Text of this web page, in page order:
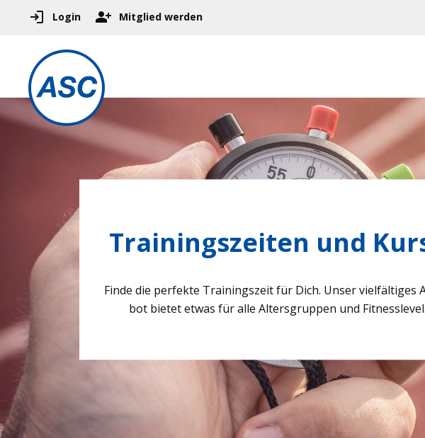
Login Mitglied werden
Trainingszeiten und
Finde die per­fekte Trai­nings­zeit für Dich. Unser viel­fäl­ti­ges
bot bie­tet etwas für alle Alters­grup­pen und Fit­ness­le­vel.